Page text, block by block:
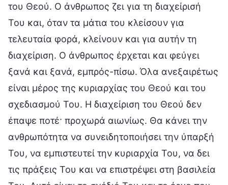
του Θεού. Ο άνθρωπος ζει για τη διαχείρισή
Του και, όταν τα μάτια του κλείσουν για
τελευταία φορά, κλείνουν και για αυτήν τη
διαχείριση. Ο άνθρωπος έρχεται και φεύγει
ξανά και ξανά, εμπρός-πίσω. Όλα ανεξαιρέτως
είναι μέρος της κυριαρχίας του Θεού και του
σχεδιασμού Του. Η διαχείριση του Θεού δεν
έπαψε ποτέ· προχωρά αιωνίως. Θα κάνει την
ανθρωπότητα να συνειδητοποιήσει την ύπαρξή
Του, να εμπιστευτεί την κυριαρχία Του, να δει
τις πράξεις Του και να επιστρέψει στη βασιλεία